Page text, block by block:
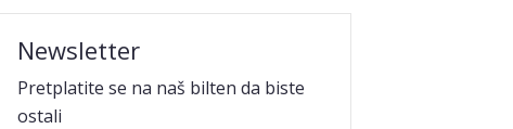
Newsletter
Pretplatite se na naš bilten da biste
ostali